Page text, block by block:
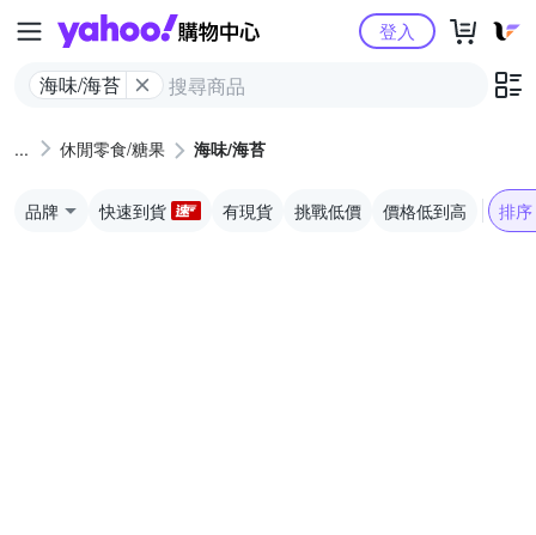
Yahoo購物中心
海味/海苔
登入
休閒零食/糖果 海味/海苔
品牌 快速到貨 有現貨 挑戰低價 價格低到高 排序